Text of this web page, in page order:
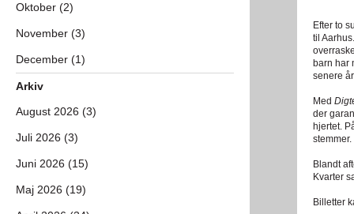
Efter to
til
barn har
senere
Med
der
hjertet.
stemmer.
Blandt
Kvarter
Billetter
Oktober (2)
November (3)
December (1)
Arkiv
August 2026 (3)
Juli 2026 (3)
Juni 2026 (15)
Maj 2026 (19)